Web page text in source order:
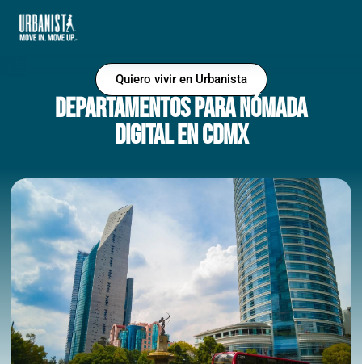
Quiero vivir en Urbanista
Departamentos Para Nómada
Digital en CDMX